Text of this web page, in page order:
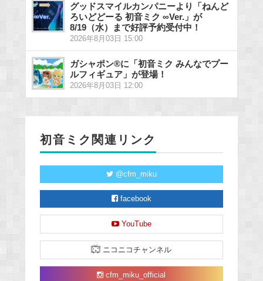
グッドスマイルカンパニーより「ねんど
ろいどどーる 初音ミク ∞Ver.」が
8/19（水）まで好評予約受付中！
2026年8月03日 15:00
ガシャポン®に「初音ミク みんなでプー
ルフィギュア」が登場！
2026年8月03日 12:00
初音ミク関連リンク
@cfm_miku
facebook
YouTube
ニコニコチャンネル
cfm_miku_official